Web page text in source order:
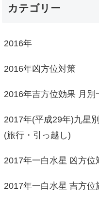
カテゴリー
2016年
2016年凶方位対策
2016年吉方位効果 月別
2017年(平成29年)九星
(旅行・引っ越し)
2017年一白水星 凶方位
2017年一白水星 吉方位